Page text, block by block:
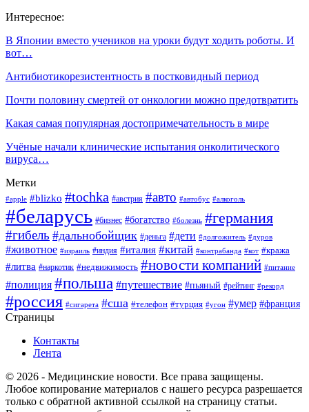
Интересное:
В Японии вместо учеников на уроки будут ходить роботы. И
вот…
Антибиотикорезистентность в постковидный период
Почти половину смертей от онкологии можно предотвратить
Какая самая популярная достопримечательность в мире
Учёные начали клинические испытания онколитического
вируса…
Метки
#apple #blizko #tochka #австрия #авто #автобус #алкоголь
#беларусь #бизнес #богатство #болезнь #германия
#гибель #дальнобойщик #деньга #дети #долгожитель #дуров
#животное #израиль #индия #италия #китай #контрабанда #кот #кража
#литва #наркотик #недвижимость #новости компаний #питание
#полиция #польша #путешествие #пьяный #рейтинг #рекорд
#россия #сигарета #сша #телефон #турция #угон #умер #франция
Страницы
Контакты
Лента
© 2026 - Медицинские новости. Все права защищены.
Любое копирование материалов с нашего ресурса разрешается
только с обратной активной ссылкой на страницу статьи.